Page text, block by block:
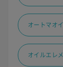
オートマオ
オイルエレ